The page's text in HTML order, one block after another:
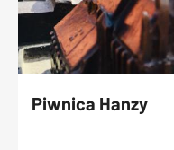
Piwnica Hanzy